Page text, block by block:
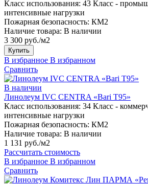
Класс использования: 43 Класс -
интенсивные нагрузки
Пожарная безопасность: КМ2
Наличие товара: В наличии
3 300 руб./м2
Купить
В избранное В избранном
Сравнить
В наличии
Линолеум IVC CENTRA «Bari T95»
Класс использования: 34 Класс -
интенсивные нагрузки
Пожарная безопасность: КМ2
Наличие товара: В наличии
1 131 руб./м2
Рассчитать стоимость
В избранное В избранном
Сравнить